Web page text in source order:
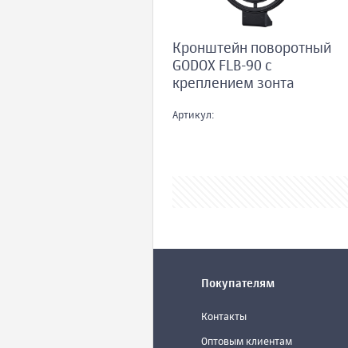
Кронштейн поворотный
GODOX FLB-90 с
креплением зонта
Артикул:
Покупателям
Контакты
Оптовым клиентам